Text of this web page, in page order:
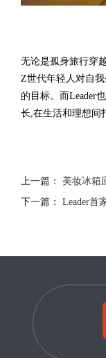
无论是孤身旅行穿
Z世代年轻人对自
的目标。而Leader
长,在生活和理想间
上一篇：
美妆冰箱
下一篇：
Leader首